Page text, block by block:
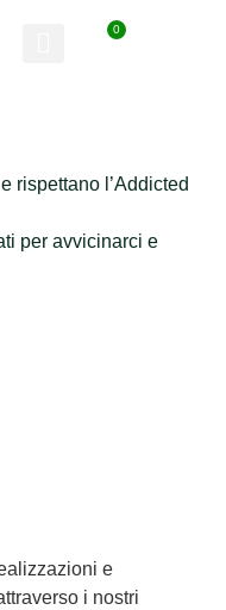
0
rispettano l’Addicted
per avvicinarci e
e
i nostri